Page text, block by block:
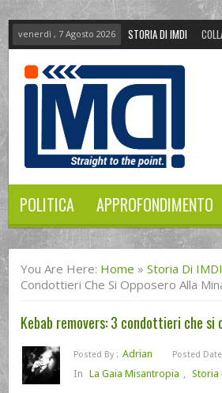
venerdì , 7 Agosto 2026 STORIA DI IMDI
POLITICA APPROFONDIMENTO
You Are Here: Home » Storia Di IMDI
Condottieri Che Si Opposero Alla
Kebab removers: 3 condottieri che
Posted By : Adrian Posted
In La Gaia Misantropia , Storia